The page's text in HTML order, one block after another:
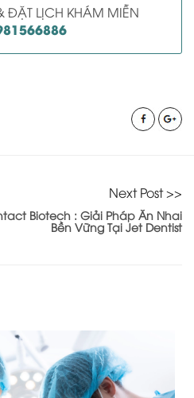
ĐẶT LỊCH KHÁM MIỄN
Next Post >>
Biotech : Giải Pháp Ăn Nhai
Bền Vững Tại Jet Dentist